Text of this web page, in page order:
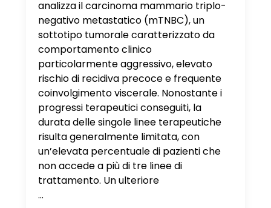
analizza il carcinoma mammario triplo-
negativo metastatico (mTNBC), un
sottotipo tumorale caratterizzato da
comportamento clinico
particolarmente aggressivo, elevato
rischio di recidiva precoce e frequente
coinvolgimento viscerale. Nonostante i
progressi terapeutici conseguiti, la
durata delle singole linee terapeutiche
risulta generalmente limitata, con
un’elevata percentuale di pazienti che
non accede a più di tre linee di
trattamento. Un ulteriore
...